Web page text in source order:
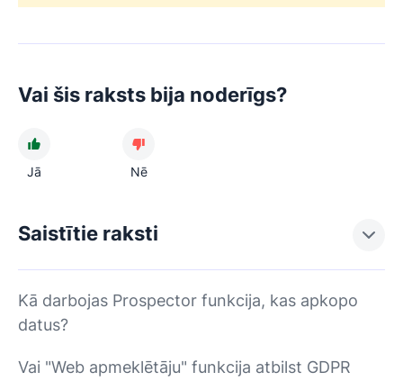
Vai šis raksts bija noderīgs?
Jā Nē
Saistītie raksti
Kā darbojas Prospector funkcija, kas apkopo
datus?
Vai "Web apmeklētāju" funkcija atbilst GDPR